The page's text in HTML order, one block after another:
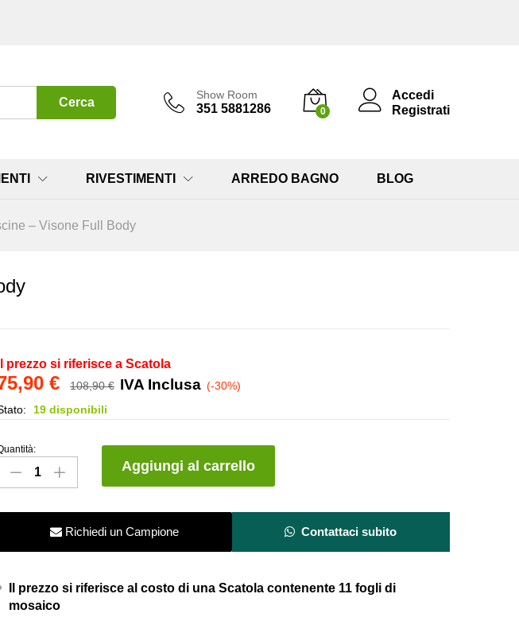
Cerca
Show Room
351 5881286 0
Accedi
Registrati
RIVESTIMENTI ARREDO BAGNO BLOG
– Visone Full Body
Il prezzo si riferisce a Scatola
€ 108,90€ IVA Inclusa (-30%)
19 disponibili
Full
Aggiungi al carrello
e
n
t
Richiedi un Campione Contattaci subito
Il prezzo si riferisce al costo di una Scatola contenente 11 fogli di
mosaico